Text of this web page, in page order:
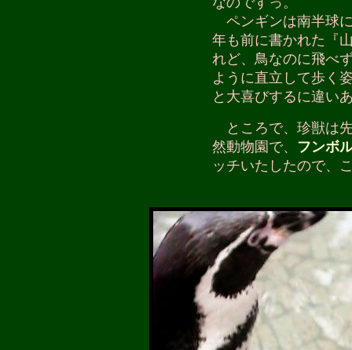
ペンギンは南半球
年も前に書かれた『
れど、鳥なのに飛べ
ように直立して歩く
と大喜びするに違い
ところで、珍獣は
然動物園で、 フンボ
ッチいたしたので、